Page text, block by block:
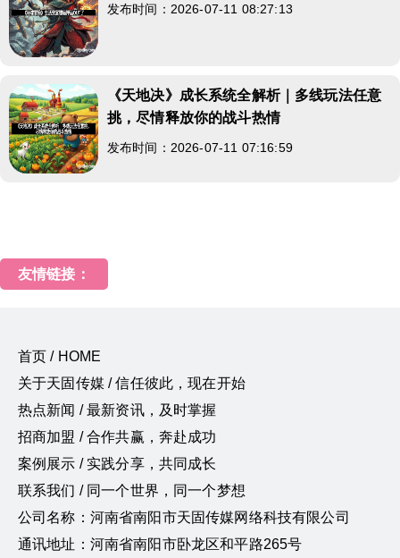
发布时间：2026-07-11 08:27:13
《天地决》成长系统全解析｜多线玩法任意
挑，尽情释放你的战斗热情
发布时间：2026-07-11 07:16:59
友情链接：
首页 / HOME
关于天固传媒 / 信任彼此，现在开始
热点新闻 / 最新资讯，及时掌握
招商加盟 / 合作共赢，奔赴成功
案例展示 / 实践分享，共同成长
联系我们 / 同一个世界，同一个梦想
公司名称：河南省南阳市天固传媒网络科技有限公司
通讯地址：河南省南阳市卧龙区和平路265号